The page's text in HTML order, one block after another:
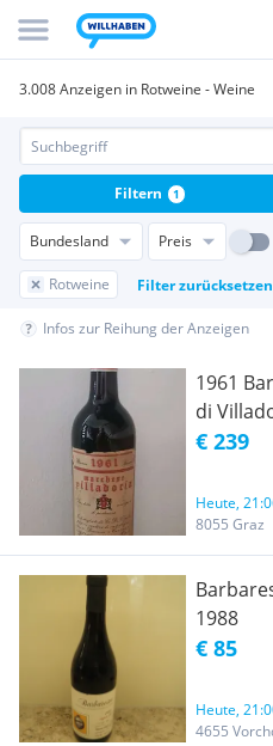
3.008 Anzeigen in Rotweine - Weine
Bundesland Preis
Rotweine Filter zurücksetzen
Filtern 1
Infos zur Reihung der Anzeigen
1961
di
"Rarität"
€ 239
Heute,
8055 Graz
1988
€ 85
Heute,
4655